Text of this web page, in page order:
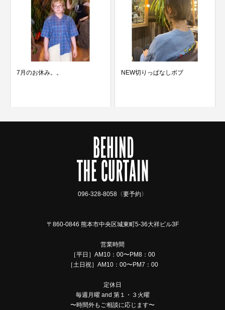
NEW切りっぱなしボブ
スタッフ スタイルチェンジ
096-328-8058〈要予約〉
〒860-0846 熊本市中央区城東町5-36大祥ビル3F
営業時間
［平日］AM10：00〜PM8：00
［土日祝］AM10：00〜PM7：00
定休日
毎週月曜 and 第１・３火曜
〜時間外もご相談に応じます〜